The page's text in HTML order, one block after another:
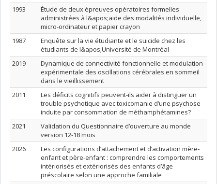
1993
Étude de deux épreuves opératoires formelles
administrées à l&apos;aide des modalités individuelle,
micro-ordinateur et papier crayon
1987
Enquête sur la vie étudiante et le suicide chez les
étudiants de l&apos;Université de Montréal
2019
Dynamique de connectivité fonctionnelle et modulation
expérimentale des oscillations cérébrales en sommeil
dans le vieillissement
2011
Les déficits cognitifs peuvent-ils aider à distinguer un
trouble psychotique avec toxicomanie d’une psychose
induite par consommation de méthamphétamines?
2021
Validation du Questionnaire d’ouverture au monde
version 12-18 mois
2026
Les configurations d’attachement et d’activation mère-
enfant et père-enfant : comprendre les comportements
intériorisés et extériorisés des enfants d’âge
préscolaire selon une approche familiale